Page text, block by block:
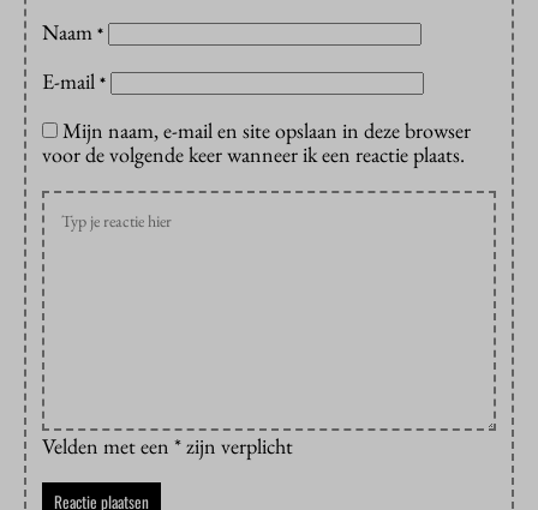
Naam *
E-mail *
Mijn naam, e-mail en site opslaan in deze browser
voor de volgende keer wanneer ik een reactie plaats.
Velden met een * zijn verplicht